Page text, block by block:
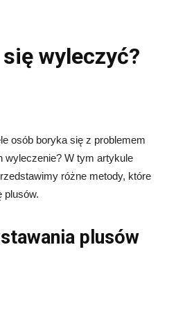
wyleczyć?
osób boryka się z problemem
wyleczenie? W tym artykule
różne metody, które
plusów.
plusów